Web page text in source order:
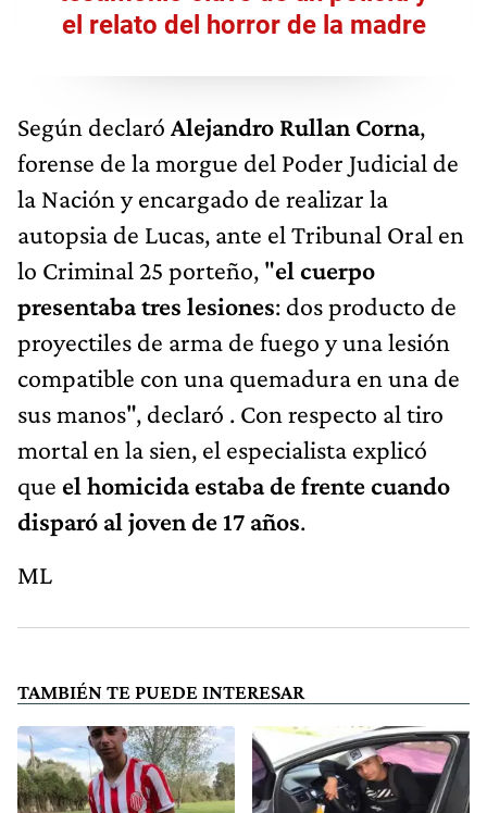
el relato del horror de la madre
Según declaró Alejandro Rullan Corna,
forense de la morgue del Poder Judicial de
la Nación y encargado de realizar la
autopsia de Lucas, ante el Tribunal Oral en
lo Criminal 25 porteño, "el cuerpo
presentaba tres lesiones: dos producto de
proyectiles de arma de fuego y una lesión
compatible con una quemadura en una de
sus manos", declaró . Con respecto al tiro
mortal en la sien, el especialista explicó
que el homicida estaba de frente cuando
disparó al joven de 17 años.
ML
TAMBIÉN TE PUEDE INTERESAR